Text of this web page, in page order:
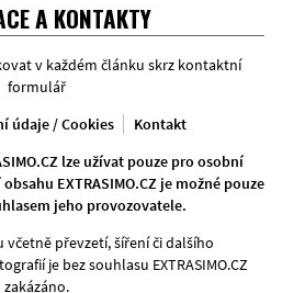
A KONTAKTY
v každém článku skrz kontaktní
formulář
údaje / Cookies
Kontakt
lze užívat pouze pro osobní
EXTRASIMO.CZ je možné pouze
jeho provozovatele.
převzetí, šíření či dalšího
je bez souhlasu EXTRASIMO.CZ
zakázáno.